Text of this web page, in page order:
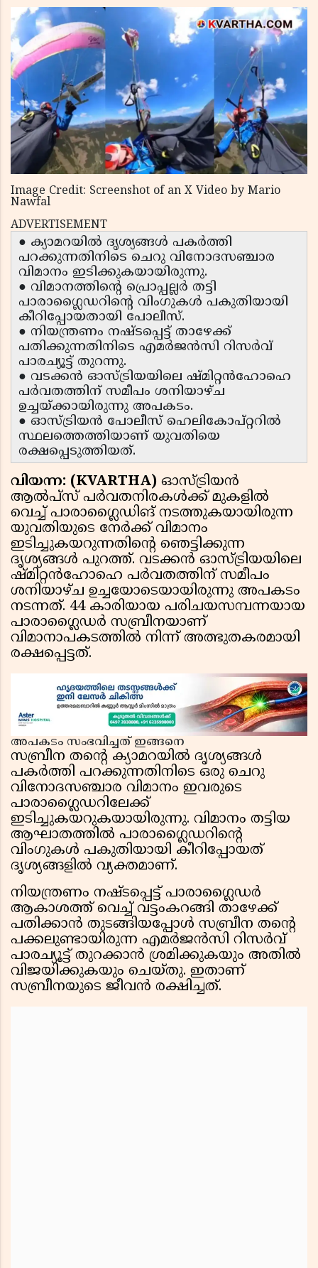
Image Credit: Screenshot of an X Video by Mario
Nawfal
ADVERTISEMENT
● ക്യാമറയിൽ ദൃശ്യങ്ങൾ പകർത്തി
പറക്കുന്നതിനിടെ ചെറു വിനോദസഞ്ചാര
വിമാനം ഇടിക്കുകയായിരുന്നു.
● വിമാനത്തിന്റെ പ്രൊപ്പല്ലർ തട്ടി
പാരാഗ്ലൈഡറിന്റെ വിംഗുകൾ പകുതിയായി
കീറിപ്പോയതായി പോലീസ്.
● നിയന്ത്രണം നഷ്ടപ്പെട്ട് താഴേക്ക്
പതിക്കുന്നതിനിടെ എമർജൻസി റിസർവ്
പാരച്യൂട്ട് തുറന്നു.
● വടക്കൻ ഓസ്ട്രിയയിലെ ഷ്മിറ്റൻഹോഹെ
പർവതത്തിന് സമീപം ശനിയാഴ്ച
ഉച്ചയ്ക്കായിരുന്നു അപകടം.
● ഓസ്ട്രിയൻ പോലീസ് ഹെലികോപ്റ്ററിൽ
സ്ഥലത്തെത്തിയാണ് യുവതിയെ
രക്ഷപ്പെടുത്തിയത്.
വിയന്ന: (KVARTHA) ഓസ്ട്രിയൻ
ആൽപ്‌സ് പർവതനിരകൾക്ക് മുകളിൽ
വെച്ച് പാരാഗ്ലൈഡിങ് നടത്തുകയായിരുന്ന
യുവതിയുടെ നേർക്ക് വിമാനം
ഇടിച്ചുകയറുന്നതിന്റെ ഞെട്ടിക്കുന്ന
ദൃശ്യങ്ങൾ പുറത്ത്. വടക്കൻ ഓസ്ട്രിയയിലെ
ഷ്മിറ്റൻഹോഹെ പർവതത്തിന് സമീപം
ശനിയാഴ്ച ഉച്ചയോടെയായിരുന്നു അപകടം
നടന്നത്. 44 കാരിയായ പരിചയസമ്പന്നയായ
പാരാഗ്ലൈഡർ സബ്രീനയാണ്
വിമാനാപകടത്തിൽ നിന്ന് അത്ഭുതകരമായി
രക്ഷപ്പെട്ടത്.
അപകടം സംഭവിച്ചത് ഇങ്ങനെ
സബ്രീന തന്റെ ക്യാമറയിൽ ദൃശ്യങ്ങൾ
പകർത്തി പറക്കുന്നതിനിടെ ഒരു ചെറു
വിനോദസഞ്ചാര വിമാനം ഇവരുടെ
പാരാഗ്ലൈഡറിലേക്ക്
ഇടിച്ചുകയറുകയായിരുന്നു. വിമാനം തട്ടിയ
ആഘാതത്തിൽ പാരാഗ്ലൈഡറിന്റെ
വിംഗുകൾ പകുതിയായി കീറിപ്പോയത്
ദൃശ്യങ്ങളിൽ വ്യക്തമാണ്.
നിയന്ത്രണം നഷ്ടപ്പെട്ട് പാരാഗ്ലൈഡർ
ആകാശത്ത് വെച്ച് വട്ടംകറങ്ങി താഴേക്ക്
പതിക്കാൻ തുടങ്ങിയപ്പോൾ സബ്രീന തന്റെ
പക്കലുണ്ടായിരുന്ന എമർജൻസി റിസർവ്
പാരച്യൂട്ട് തുറക്കാൻ ശ്രമിക്കുകയും അതിൽ
വിജയിക്കുകയും ചെയ്തു. ഇതാണ്
സബ്രീനയുടെ ജീവൻ രക്ഷിച്ചത്.